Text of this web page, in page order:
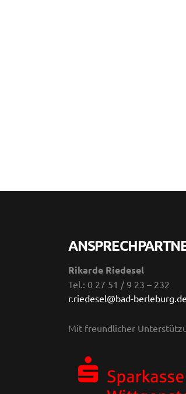
Rikarde Riedesel
Tel.: 0 27 51 / 9 23 – 232
r.riedesel@bad-berleburg.de
Mit freundlicher